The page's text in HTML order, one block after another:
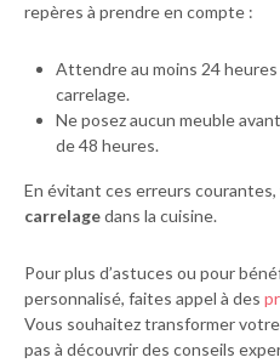
repères à prendre en compte :
Attendre au moins 24
carrelage.
Ne posez aucun meuble
de 48 heures.
En évitant ces erreurs
carrelagedans la cuisine.
Pour plus d’astuces ou pour
personnalisé, faites appel à des
Vous souhaitez transformer
pas à découvrir des conseils